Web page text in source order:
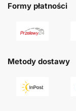
Formy płatności
Metody dostawy